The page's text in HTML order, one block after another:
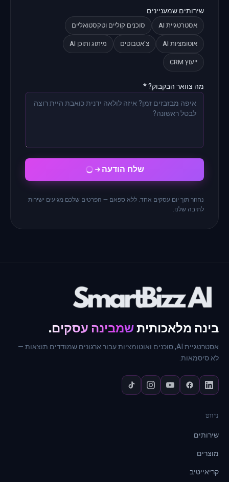
שירותים שמעניינים
אסטרטגיית AI
סוכנים קוליים וטקסטואליים
אוטומציות AI
צ'אטבוטים
מיתוג ותוכן AI
ייעוץ CRM
מה צוואר הבקבוק? *
שלח הודעה
נחזור תוך יום עסקים אחד. ללא ספאם — הפרטים שלכם מגיעים ישירות
לתיבה שלנו.
בינה מלאכותיתשמבינה עסקים.
אסטרטגיית AI, סוכנים ואוטומציות עבור ארגונים שמודדים תוצאות —
לא סיסמאות.
ניווט
שירותים
מוצרים
קריאייטיב